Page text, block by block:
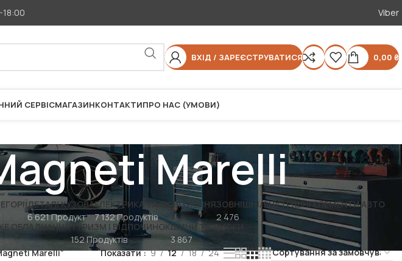
Viber
ВХІД / ЗАРЕЄСТРУВАТИСЯ 0,00 ₴
СЕРВІСМАГАЗИНКОНТАКТИПРО НАС (УМОВИ)
Marelli
ДЕТАЛІ КУЗОВА
6 621 Продукт
ЕЛЕКТРИКА ТА ОСВІТЛЕННЯ
7 132 Продуктів
ЗОВНІШНІ/ВНУТРІШНІ ЕЛЕМЕНТИ АВТО
2 476
ОБЛАДНАННЯТУРИЗМ І ВІДПОЧИНОК
152 Продуктів
ШИНИ ТА ДИСКИ
3 867
Marelli” Показати 9 12 18 24